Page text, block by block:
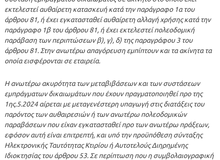
εκτελεστεί αυθαίρετη κατασκευή κατά την παράγραφο 1α του
άρθρου 81, ή έχει εγκατασταθεί αυθαίρετη αλλαγή χρήσης κατά την
παράγραφο 1β του άρθρου 81, ή έχει εκτελεστεί πολεοδομική
παράβαση των περιπτώσεων β), γ), δ) της παραγράφου 3 του
άρθρου 81. Στην ανωτέρω απαγόρευση εμπίπτουν και τα ακίνητα τα
οποία εισφέρονται σε εταιρεία.
Η ανωτέρω ακυρότητα των μεταβιβάσεων και των συστάσεων
εμπράγματων δικαιωμάτων που έχουν πραγματοποιηθεί προ της
1ης.5.2024 αίρεται με μεταγενέστερη υπαγωγή στις διατάξεις του
παρόντος των αυθαιρεσιών ή των ανωτέρω πολεοδομικών
παραβάσεων που είχαν εγκατασταθεί προ των ανωτέρω πράξεων,
εφόσον αυτή είναι επιτρεπτή, και υπό την προϋπόθεση σύνταξης
Ηλεκτρονικής Ταυτότητας Κτιρίου ή Αυτοτελούς Διηρημένης
Ιδιοκτησίας του άρθρου 53. Σε περίπτωση που η συμβολαιογραφική